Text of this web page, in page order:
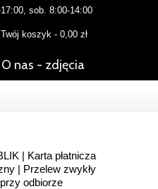
sob. 8:00-14:00
Twój koszyk - 0,00 zł
O nas - zdjęcia
| Karta płatnicza
| Przelew zwykły
odbiorze